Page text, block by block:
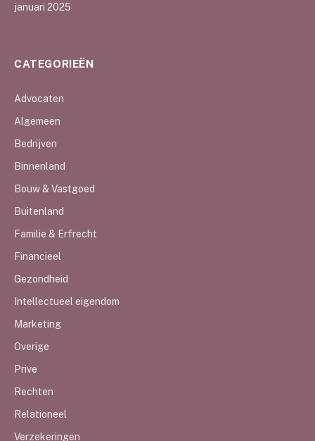
januari 2025
CATEGORIEËN
Advocaten
Algemeen
Bedrijven
Binnenland
Bouw & Vastgoed
Buitenland
Familie & Erfrecht
Financieel
Gezondheid
Intellectueel eigendom
Marketing
Overige
Prive
Rechten
Relationeel
Verzekeringen